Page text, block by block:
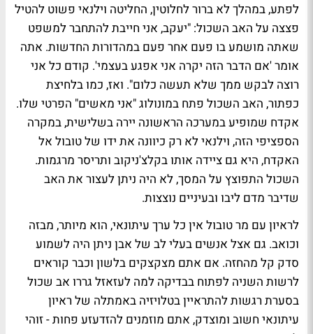
לפתע, במהלך לא ברור לחלוטין, החליטה וילנאי פשוט להטיל
פצצה על האב השכול: "יעקב, אני חייבת להתחבר למשפט
שאתה מושמע בו פעם אחר פעם במהדורות החדשות. אתה
אומר 'אם הדבר הזה יקרה אני אפגע בעצמי'. קודם כל אני
רוצה לבקש ממך שלא תעשה כלום". ואז, כמו בלחיצת
כפתור, האב השכול פתח במונולוג "אני מאשים" הפרטי שלו.
אקדח שמופיע במערכה הראשונה יירה בשלישית, במקרה
הספציפי הזה, וילנאי לא רק כיוונה את ידו של טובול אל
האקדח, היא גם ציידה אותו בקלצ'ניקוב ותריסר מרגמות.
השכול התפוצץ על המסך, לא היה ניתן לעצור את האב
שדיבר מדם ליבו ובעיניים נוצצות.
לראיון עם מר טובול אין כל ערך עיתונאי, הוא מיותר, מבזה
וכואב. גם אצל אנשים בעלי לב של אבן ניתן היה לשמוע
סדק קל מהחזה. אם אתם מצקצקים בלשון וכבר קוראים
לרשות השניה לפתוח בבדיקה למה לעזאזל גררו אב שכול
בסערת רגשות להתראיין בטלויזיה באמתלה של ראיון
עיתונאי חשוב ומוצדק, אתם מוזמנים להזדעזע פחות - זוהי